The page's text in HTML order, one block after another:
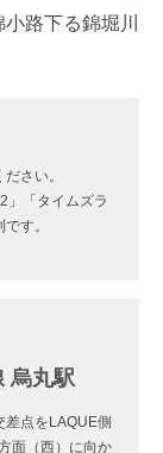
路下る錦堀川
さい。
」「タイムズラ
す。
烏丸駅
差点をLAQUE側
面（西）に向か